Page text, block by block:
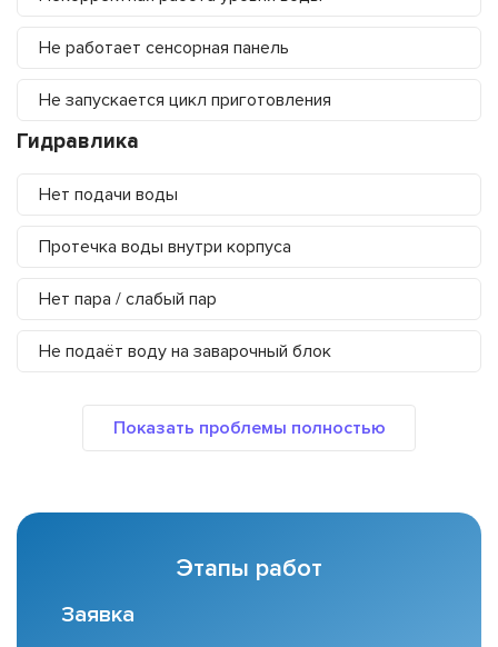
Не работает сенсорная панель
Не запускается цикл приготовления
Гидравлика
Нет подачи воды
Протечка воды внутри корпуса
Нет пара / слабый пар
Не подаёт воду на заварочный блок
Этапы работ
Заявка